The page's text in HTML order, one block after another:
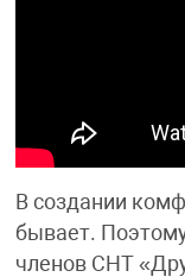
В создании
бывает.
членов СНТ